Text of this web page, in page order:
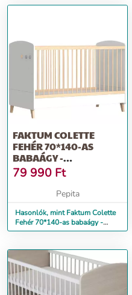
FAKTUM COLETTE
FEHÉR 70*140-AS
BABAÁGY -
FEHÉR/COIMBRA
79 990 Ft
Pepita
Hasonlók, mint Faktum Colette
Fehér 70*140-as babaágy -
Fehér/Coimbra